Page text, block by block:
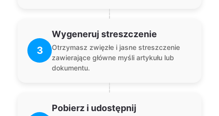
3
Wygeneruj streszczenie
Otrzymasz zwięzłe i jasne streszczenie
zawierające główne myśli artykułu lub
dokumentu.
Pobierz i udostępnij